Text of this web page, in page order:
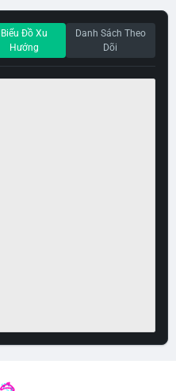
Biểu Đồ Xu
Hướng
Danh Sách Theo
Dõi